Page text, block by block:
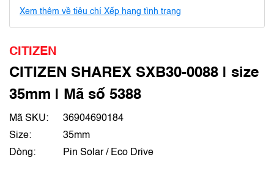
Xem thêm về tiêu chí Xếp hạng tình trạng
CITIZEN
CITIZEN SHAREX SXB30-0088 | size
35mm | Mã số 5388
Mã SKU:
36904690184
Size:
35mm
Dòng:
Pin Solar / Eco Drive